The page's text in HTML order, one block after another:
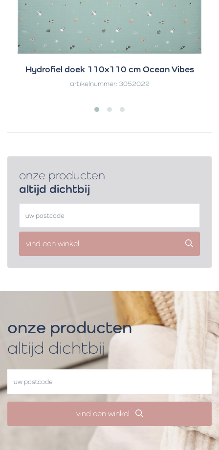
Hydrofiel doek 110x110 cm Ocean Vibes
artikelnummer: 3052022
onze producten
altijd dichtbij
vind een winkel
onze producten
altijd dichtbij
vind een winkel